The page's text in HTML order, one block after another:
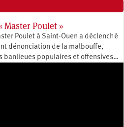
Master Poulet »
Poulet à Saint-Ouen a déclenché
dénonciation de la malbouffe,
banlieues populaires et offensives…